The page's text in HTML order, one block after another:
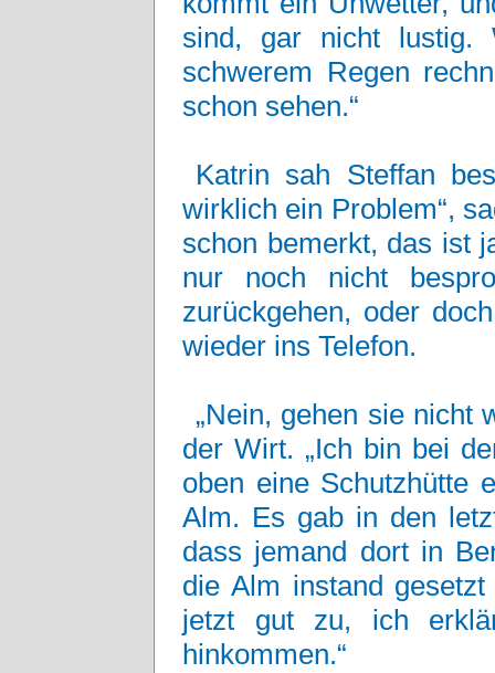
sind, gar nicht lustig.
schwerem Regen
schon sehen.“
Katrin sah Steffan
wirklich ein Problem“,
schon bemerkt, das ist
nur noch nicht
zurückgehen, oder
wieder ins Telefon.
„Nein, gehen sie nicht
der Wirt. „Ich bin bei
oben eine Schutzhütte
Alm. Es gab in den
dass jemand dort in
die Alm instand
jetzt gut zu, ich
hinkommen.“